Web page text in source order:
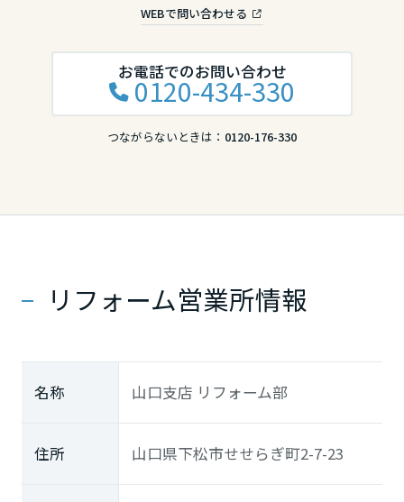
WEBで問い合わせる
お電話でのお問い合わせ
0120-434-330
つながらないときは： 0120-176-330
リフォーム営業所情報
名称 山口支店 リフォーム部
住所 山口県下松市せせらぎ町2-7-23
九州エリア